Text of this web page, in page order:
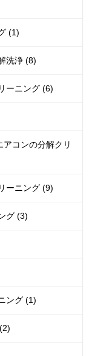
(1)
洗浄 (8)
ーニング (6)
コンの分解クリ
ーニング (9)
グ (3)
ング (1)